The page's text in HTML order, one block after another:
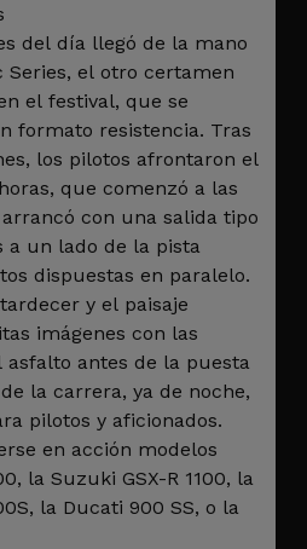
del día llegó de la mano
Series, el otro certamen
el festival, que se
formato resistencia. Tras
los pilotos afrontaron el
que comenzó a las
con una salida tipo
a un lado de la pista
dispuestas en paralelo.
y el paisaje
imágenes con las
antes de la puesta
la carrera, ya de noche,
pilotos y aficionados.
en acción modelos
la Suzuki GSX-R 1100, la
la Ducati 900 SS, o la